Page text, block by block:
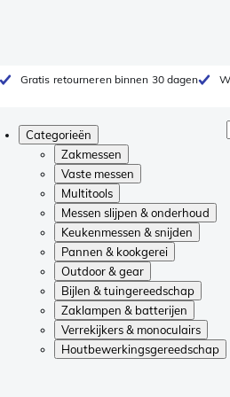
Gratis retourneren binnen 30 dagen
Categorieën
Zakmessen
Vaste messen
Multitools
Messen slijpen & onderhoud
Keukenmessen & snijden
Pannen & kookgerei
Outdoor & gear
Bijlen & tuingereedschap
Zaklampen & batterijen
Verrekijkers & monoculairs
Houtbewerkingsgereedschap